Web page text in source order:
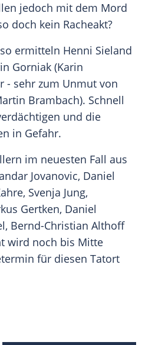
jedoch mit dem Mord
doch kein Racheakt?
ermitteln Henni Sieland
Gorniak (Karin
- sehr zum Unmut von
Brambach). Schnell
und die
in Gefahr.
im neuesten Fall aus
Jovanovic, Daniel
Svenja Jung,
Gertken, Daniel
Bernd-Christian Althoff
wird noch bis Mitte
für diesen Tatort